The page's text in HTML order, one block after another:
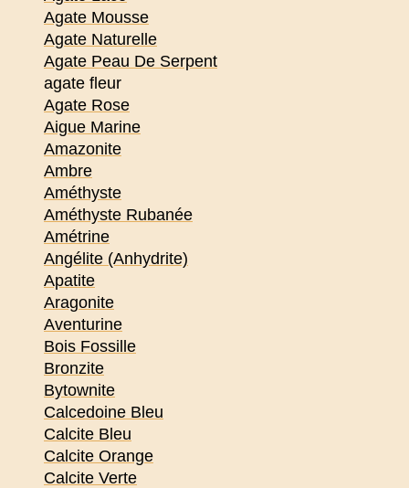
Agate Mousse
Agate Naturelle
Agate Peau De Serpent
agate fleur
Agate Rose
Aigue Marine
Amazonite
Ambre
Améthyste
Améthyste Rubanée
Amétrine
Angélite (Anhydrite)
Apatite
Aragonite
Aventurine
Bois Fossille
Bronzite
Bytownite
Calcedoine Bleu
Calcite Bleu
Calcite Orange
Calcite Verte